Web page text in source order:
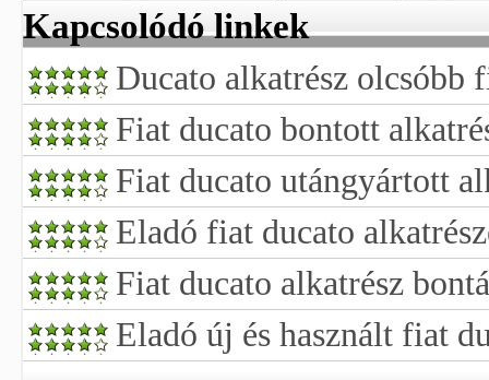
Kapcsolódó linkek
Ducato alkatrész olcsóbb
Fiat ducato bontott
Fiat ducato utángyártott
Eladó fiat ducato
Fiat ducato alkatrész
Eladó új és használt fiat